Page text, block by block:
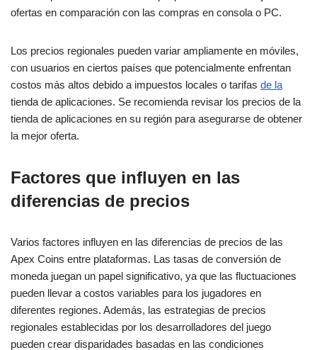
ofertas en comparación con las compras en consola o PC.
Los precios regionales pueden variar ampliamente en móviles,
con usuarios en ciertos países que potencialmente enfrentan
costos más altos debido a impuestos locales o tarifas de la
tienda de aplicaciones. Se recomienda revisar los precios de la
tienda de aplicaciones en su región para asegurarse de obtener
la mejor oferta.
Factores que influyen en las
diferencias de precios
Varios factores influyen en las diferencias de precios de las
Apex Coins entre plataformas. Las tasas de conversión de
moneda juegan un papel significativo, ya que las fluctuaciones
pueden llevar a costos variables para los jugadores en
diferentes regiones. Además, las estrategias de precios
regionales establecidas por los desarrolladores del juego
pueden crear disparidades basadas en las condiciones